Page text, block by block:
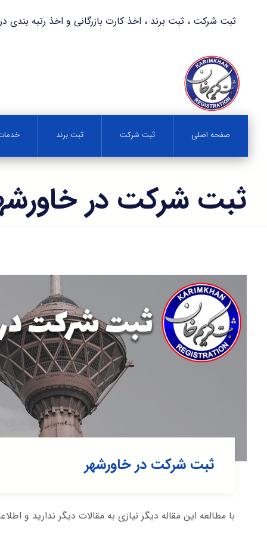
ثبت شرکت ، ثبت برند ، اخذ کارت بازرگانی و اخذ رتبه بندی در کمترین
صفحه اصلی ثبت شرکت ثبت برند
ثبت شرکت در
ثبت شرکت در خاورشهر
با مطالعه این مقاله دیگر نیازی به مقالات دیگر ندارید و